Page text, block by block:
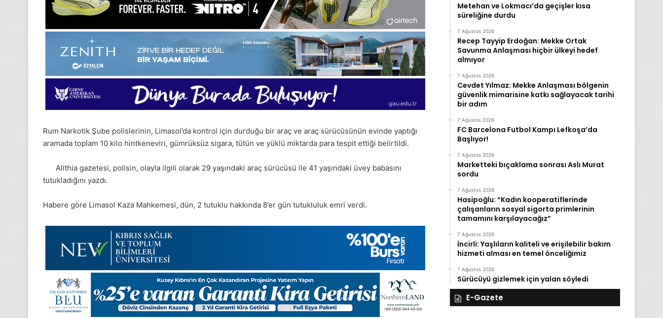
Rum Narkotik Şube polislerinin, Limasol’da kontrol için durduğu bir araç ve araç sürücüsünün evinde yaptığı
aramada toplam 10 kilo hintkeneviri, gümrüksüz sigara, tütün ve yüklü miktarda para tespit ettiği belirtildi.
Alithia gazetesi, polisin, olayla ilgili olarak 29 yaşındaki araç sürücüsü ile 41 yaşındaki üvey babasını
tutukladığını yazdı.
Habere göre Limasol Kaza Mahkemesi, dün, 2 tutuklu hakkında 8’er gün tutukluluk emri verdi.
Metehan ve Lokmacı’da geçişler kısa
süreliğine durdu
7 Ağustos 2026
Recep Tayyip Erdoğan: Mekke Ortak
Savunma Anlaşması hiçbir ülkeyi hedef
almıyor
7 Ağustos 2026
Cevdet Yılmaz: Mekke Anlaşması bölgenin
güvenlik mimarisine katkı sağlayacak tarihi
bir adım
7 Ağustos 2026
FC Barcelona Futbol Kampı Lefkoşa’da
Başlıyor!
7 Ağustos 2026
Marketteki bıçaklama sonrası Aslı Murat
sordu
7 Ağustos 2026
Hasipoğlu: “Kadın kooperatiflerinde
çalışanların sosyal sigorta primlerinin
tamamını karşılayacağız”
7 Ağustos 2026
İncirli: Yaşlıların kaliteli ve erişilebilir bakım
hizmeti alması en temel önceliğimiz
7 Ağustos 2026
Sürücüyü gizlemek için yalan söyledi
E-Gazete